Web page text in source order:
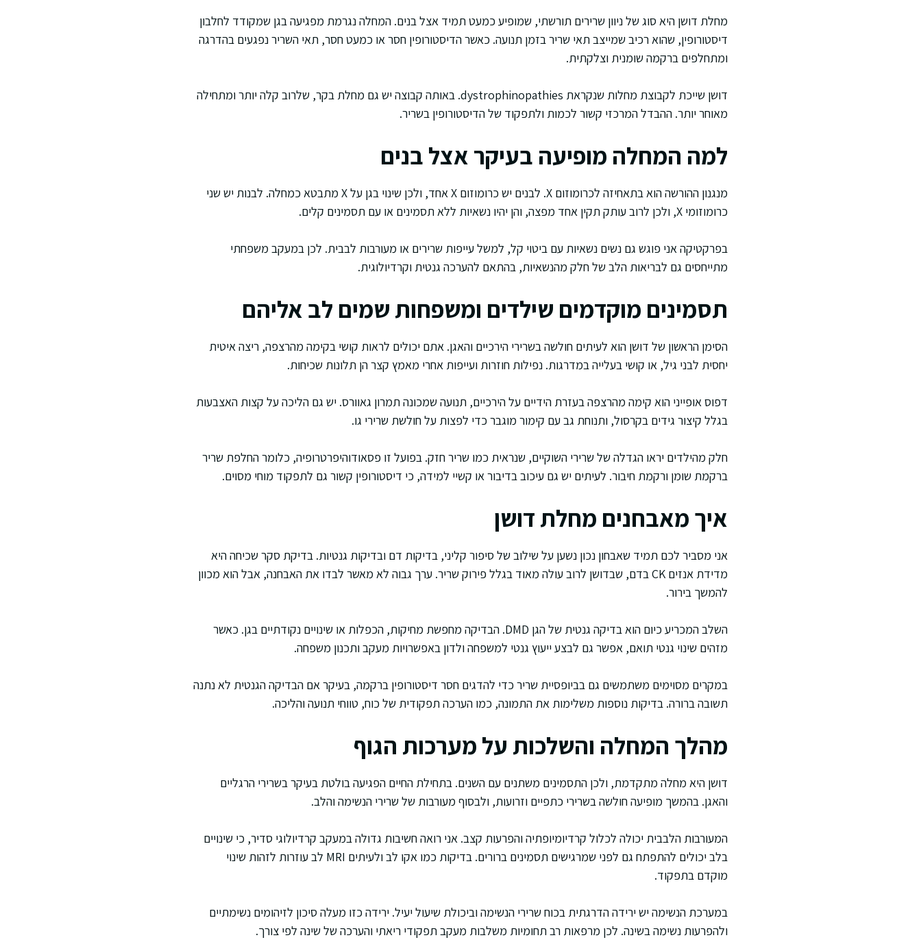
מחלת דושן היא סוג של ניוון שרירים תורשתי, שמופיע כמעט תמיד אצל בנים. המחלה נגרמת מפגיעה בגן שמקודד לחלבון
דיסטורופין, שהוא רכיב שמייצב תאי שריר בזמן תנועה. כאשר הדיסטורופין חסר או כמעט חסר, תאי השריר נפגעים בהדרגה
ומתחלפים ברקמה שומנית וצלקתית.
דושן שייכת לקבוצת מחלות שנקראת dystrophinopathies. באותה קבוצה יש גם מחלת בקר, שלרוב קלה יותר ומתחילה
מאוחר יותר. ההבדל המרכזי קשור לכמות ולתפקוד של הדיסטורופין בשריר.
למה המחלה מופיעה בעיקר אצל בנים
מנגנון ההורשה הוא בתאחיזה לכרומוזום X. לבנים יש כרומוזום X אחד, ולכן שינוי בגן על X מתבטא כמחלה. לבנות יש שני
כרומוזומי X, ולכן לרוב עותק תקין אחד מפצה, והן יהיו נשאיות ללא תסמינים או עם תסמינים קלים.
בפרקטיקה אני פוגש גם נשים נשאיות עם ביטוי קל, למשל עייפות שרירים או מעורבות לבבית. לכן במעקב משפחתי
מתייחסים גם לבריאות הלב של חלק מהנשאיות, בהתאם להערכה גנטית וקרדיולוגית.
תסמינים מוקדמים שילדים ומשפחות שמים לב אליהם
הסימן הראשון של דושן הוא לעיתים חולשה בשרירי הירכיים והאגן. אתם יכולים לראות קושי בקימה מהרצפה, ריצה איטית
יחסית לבני גיל, או קושי בעלייה במדרגות. נפילות חוזרות ועייפות אחרי מאמץ קצר הן תלונות שכיחות.
דפוס אופייני הוא קימה מהרצפה בעזרת הידיים על הירכיים, תנועה שמכונה תמרון גאוורס. יש גם הליכה על קצות האצבעות
בגלל קיצור גידים בקרסול, ותנוחת גב עם קימור מוגבר כדי לפצות על חולשת שרירי גו.
חלק מהילדים יראו הגדלה של שרירי השוקיים, שנראית כמו שריר חזק. בפועל זו פסאודוהיפרטרופיה, כלומר החלפת שריר
ברקמת שומן ורקמת חיבור. לעיתים יש גם עיכוב בדיבור או קשיי למידה, כי דיסטורופין קשור גם לתפקוד מוחי מסוים.
איך מאבחנים מחלת דושן
אני מסביר לכם תמיד שאבחון נכון נשען על שילוב של סיפור קליני, בדיקות דם ובדיקות גנטיות. בדיקת סקר שכיחה היא
מדידת אנזים CK בדם, שבדושן לרוב עולה מאוד בגלל פירוק שריר. ערך גבוה לא מאשר לבדו את האבחנה, אבל הוא מכוון
להמשך בירור.
השלב המכריע כיום הוא בדיקה גנטית של הגן DMD. הבדיקה מחפשת מחיקות, הכפלות או שינויים נקודתיים בגן. כאשר
מזהים שינוי גנטי תואם, אפשר גם לבצע ייעוץ גנטי למשפחה ולדון באפשרויות מעקב ותכנון משפחה.
במקרים מסוימים משתמשים גם בביופסיית שריר כדי להדגים חסר דיסטורופין ברקמה, בעיקר אם הבדיקה הגנטית לא נתנה
תשובה ברורה. בדיקות נוספות משלימות את התמונה, כמו הערכה תפקודית של כוח, טווחי תנועה והליכה.
מהלך המחלה והשלכות על מערכות הגוף
דושן היא מחלה מתקדמת, ולכן התסמינים משתנים עם השנים. בתחילת החיים הפגיעה בולטת בעיקר בשרירי הרגליים
והאגן. בהמשך מופיעה חולשה בשרירי כתפיים וזרועות, ולבסוף מעורבות של שרירי הנשימה והלב.
המעורבות הלבבית יכולה לכלול קרדיומיופתיה והפרעות קצב. אני רואה חשיבות גדולה במעקב קרדיולוגי סדיר, כי שינויים
בלב יכולים להתפתח גם לפני שמרגישים תסמינים ברורים. בדיקות כמו אקו לב ולעיתים MRI לב עוזרות לזהות שינוי
מוקדם בתפקוד.
במערכת הנשימה יש ירידה הדרגתית בכוח שרירי הנשימה וביכולת שיעול יעיל. ירידה כזו מעלה סיכון לזיהומים נשימתיים
ולהפרעות נשימה בשינה. לכן מרפאות רב תחומיות משלבות מעקב תפקודי ריאתי והערכה של שינה לפי צורך.